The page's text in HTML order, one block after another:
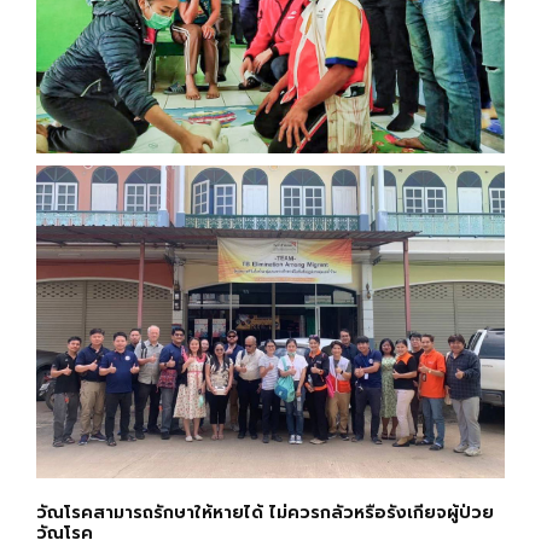
วัณโรคสามารถรักษาให้หายได้ ไม่ควรกลัวหรือรังเกียจผู้ป่วย
วัณโรค